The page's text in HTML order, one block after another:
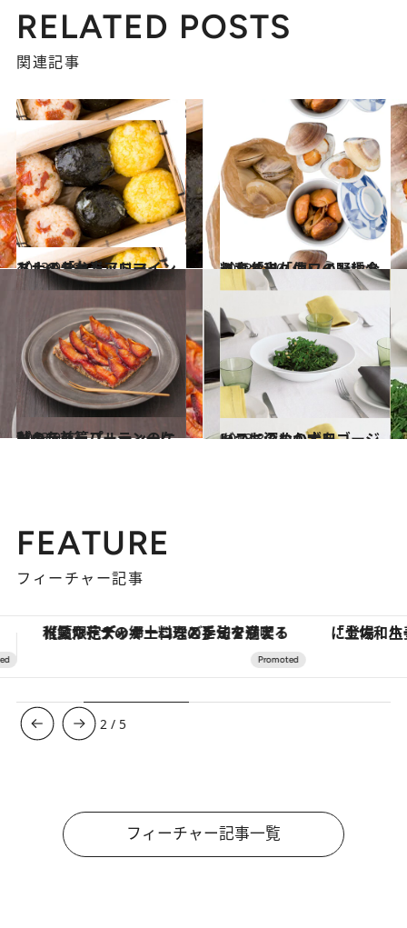
RELATED POSTS
関連記事
2013.9.19
ユナイテッドアローズ 「トラッドマインド」のお弁当
グルメ 2013.8.20
料亭「和久傳」の野趣あふれる 「白ワインに合うお弁当」
グルメ
2013.9.12
秋のティーパーティーにぴったり プルーンのケーキ 前篇
グルメ 2013.8.4
いつものおかずをゴージャスに深めの大皿
グルメ
FEATURE
フィーチャー記事
「土佐和ハーブかき氷」がOMO7高知に登場！生姜、山椒、大葉など目にも舌にも涼を呼ぶ郷土の味 ヴァシュロン・コンスタンタ
3 / 5
フィーチャー記事一覧